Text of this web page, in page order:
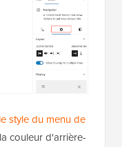
style du menu de
couleur d'arrière-